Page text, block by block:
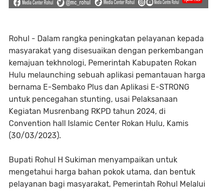
Rohul - Dalam rangka peningkatan pelayanan kepada
masyarakat yang disesuaikan dengan perkembangan
kemajuan tekhnologi, Pemerintah Kabupaten Rokan
Hulu melaunching sebuah aplikasi pemantauan harga
bernama E-Sembako Plus dan Aplikasi E-STRONG
untuk pencegahan stunting, usai Pelaksanaan
Kegiatan Musrenbang RKPD tahun 2024, di
Convention hall Islamic Center Rokan Hulu, Kamis
(30/03/2023).
Bupati Rohul H Sukiman menyampaikan untuk
mengetahui harga bahan pokok utama, dan bentuk
pelayanan bagi masyarakat, Pemerintah Rohul Melalui